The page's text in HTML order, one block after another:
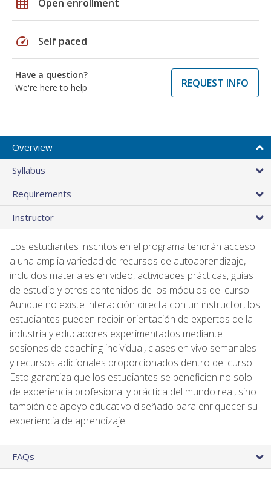
Open enrollment
speed Self paced
Have a question?
We're here to help
REQUEST INFO
Overview
Syllabus
Requirements
Instructor
Los estudiantes inscritos en el programa tendrán acceso
a una amplia variedad de recursos de autoaprendizaje,
incluidos materiales en video, actividades prácticas, guías
de estudio y otros contenidos de los módulos del curso.
Aunque no existe interacción directa con un instructor, los
estudiantes pueden recibir orientación de expertos de la
industria y educadores experimentados mediante
sesiones de coaching individual, clases en vivo semanales
y recursos adicionales proporcionados dentro del curso.
Esto garantiza que los estudiantes se beneficien no solo
de experiencia profesional y práctica del mundo real, sino
también de apoyo educativo diseñado para enriquecer su
experiencia de aprendizaje.
FAQs